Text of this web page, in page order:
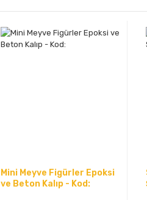
Mini Meyve Figürler Epoksi
ve Beton Kalıp - Kod: